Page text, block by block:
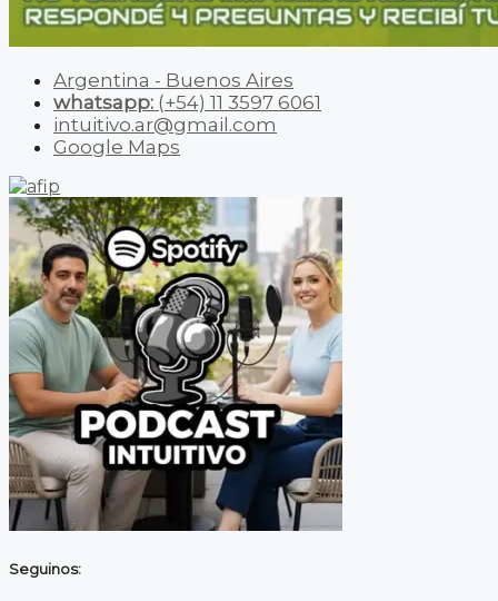
Argentina - Buenos Aires
whatsapp: (+54) 11 3597 6061
intuitivo.ar@gmail.com
Google Maps
Seguinos: